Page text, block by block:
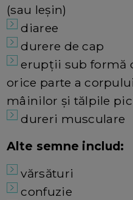
(sau leșin)
diaree
durere de cap
erupții sub formă
orice parte a
mâinilor și tălpile
dureri musculare
Alte semne includ:
vărsături
confuzie